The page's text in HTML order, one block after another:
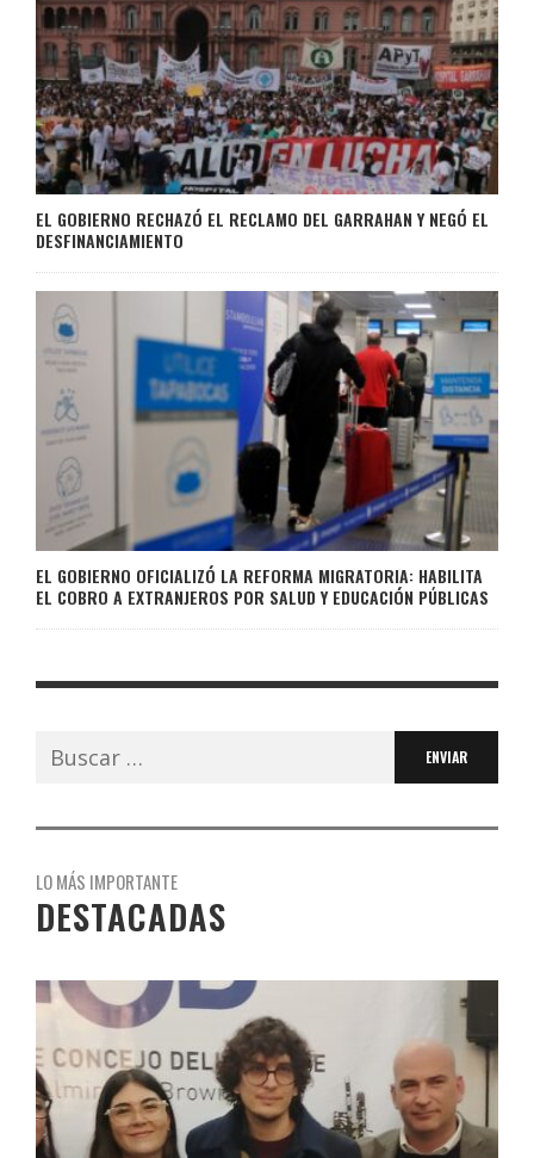
EL GOBIERNO RECHAZÓ EL RECLAMO DEL GARRAHAN Y NEGÓ EL
DESFINANCIAMIENTO
EL GOBIERNO OFICIALIZÓ LA REFORMA MIGRATORIA: HABILITA
EL COBRO A EXTRANJEROS POR SALUD Y EDUCACIÓN PÚBLICAS
Buscar:
LO MÁS IMPORTANTE
DESTACADAS